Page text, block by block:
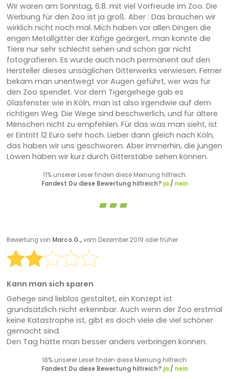
Wir waren am Sonntag, 6.8. mit viel Vorfreude im Zoo. Die
Werbung für den Zoo ist ja groß. Aber : Das brauchen wir
wirklich nicht noch mal. Mich haben vor allen Dingen die
engen Metallgitter der Käfige geärgert, man konnte die
Tiere nur sehr schlecht sehen und schon gar nicht
fotografieren. Es wurde auch noch permanent auf den
Hersteller dieses unsäglichen Gitterwerks verwiesen. Ferner
bekam man unentwegt vor Augen geführt, wer was für
den Zoo spendet. Vor dem Tigergehege gab es
Glasfenster wie in Köln, man ist also irgendwie auf dem
richtigen Weg. Die Wege sind beschwerlich, und für ältere
Menschen nicht zu empfehlen. Für das was man sieht, ist
er Eintritt 12 Euro sehr hoch. Lieber dann gleich nach Köln,
das haben wir uns geschworen. Aber immerhin, die jungen
Löwen haben wir kurz durch Gitterstäbe sehen können.
11% unserer Leser finden diese Meinung hilfreich.
Fandest Du diese Bewertung hilfreich? ja/ nein
Bewertung von Marco G.,vom Dezember 2019 oder früher
Kann man sich sparen
Gehege sind lieblos gestaltet, ein Konzept ist
grundsätzlich nicht erkennbar. Auch wenn der Zoo erstmal
keine Katastrophe ist, gibt es doch viele die viel schöner
gemacht sind.
Den Tag hätte man besser anders verbringen können.
18% unserer Leser finden diese Meinung hilfreich.
Fandest Du diese Bewertung hilfreich? ja/ nein